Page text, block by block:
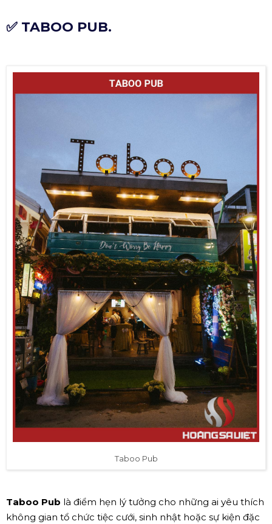
✅ TABOO PUB.
Taboo Pub
Taboo Pub là điểm hẹn lý tưởng cho những ai yêu thích
không gian tổ chức tiệc cưới, sinh nhật hoặc sự kiện đặc